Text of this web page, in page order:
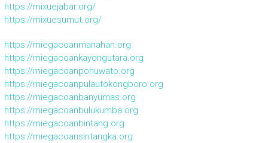
https://mixuejabar.org/
https://mixuesumut.org/
https://miegacoanmanahan.org
https://miegacoankayongutara.org
https://miegacoanpohuwato.org
https://miegacoanpulautokongboro.org
https://miegacoanbanyumas.org
https://miegacoanbulukumba.org
https://miegacoanbintang.org
https://miegacoansintangka.org